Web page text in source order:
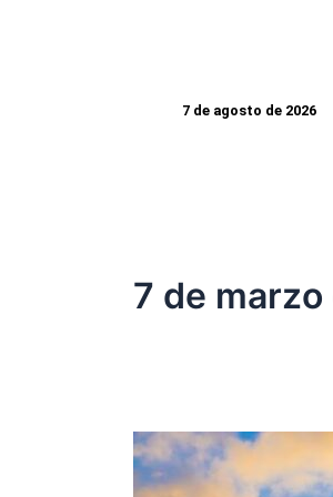
7 de agosto de 2026
7 de
YPF
y